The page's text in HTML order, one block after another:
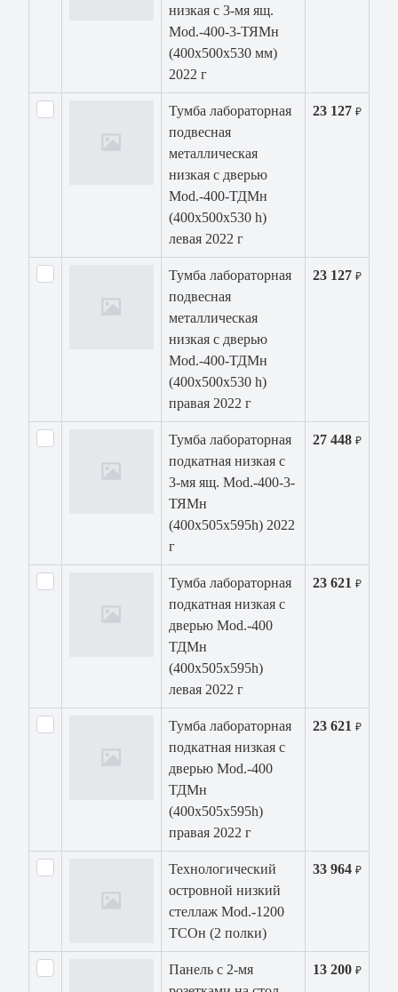
низкая с 3-мя ящ.
Mod.-400-3-ТЯМн
(400х500х530 мм)
2022 г
Тумба лабораторная
подвесная
металлическая
низкая с дверью
Mod.-400-ТДМн
(400х500х530 h)
левая 2022 г
23 127 ₽
Тумба лабораторная
подвесная
металлическая
низкая с дверью
Mod.-400-ТДМн
(400х500х530 h)
правая 2022 г
23 127 ₽
Тумба лабораторная
подкатная низкая с
3-мя ящ. Mod.-400-3-
ТЯМн
(400х505х595h) 2022
г
27 448 ₽
Тумба лабораторная
подкатная низкая с
дверью Mod.-400
ТДМн
(400х505х595h)
левая 2022 г
23 621 ₽
Тумба лабораторная
подкатная низкая с
дверью Mod.-400
ТДМн
(400х505х595h)
правая 2022 г
23 621 ₽
Технологический
островной низкий
стеллаж Mod.-1200
ТСОн (2 полки)
33 964 ₽
Панель с 2-мя
13 200 ₽